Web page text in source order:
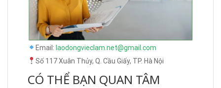
Email: laodongvieclam.net@gmail.com
Số 117 Xuân Thủy, Q. Cầu Giấy, TP. Hà Nội
CÓ THỂ BẠN QUAN TÂM